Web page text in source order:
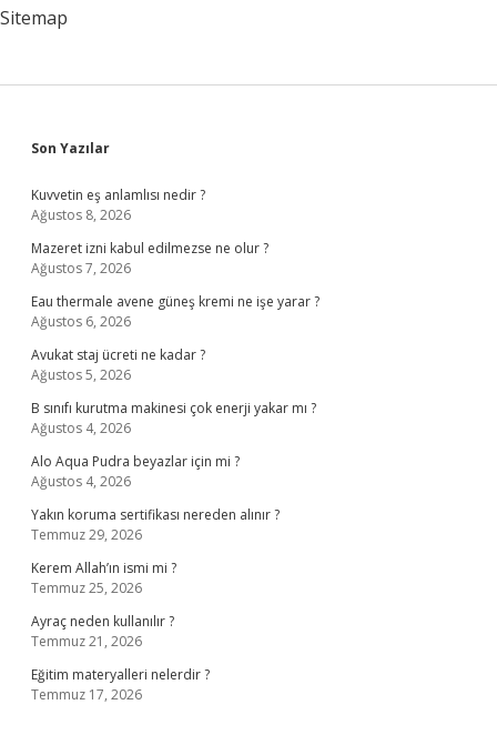
Sitemap
Sidebar
Son Yazılar
Kuvvetin eş anlamlısı nedir ?
Ağustos 8, 2026
Mazeret izni kabul edilmezse ne olur ?
Ağustos 7, 2026
Eau thermale avene güneş kremi ne işe yarar ?
Ağustos 6, 2026
Avukat staj ücreti ne kadar ?
Ağustos 5, 2026
B sınıfı kurutma makinesi çok enerji yakar mı ?
Ağustos 4, 2026
Alo Aqua Pudra beyazlar için mi ?
Ağustos 4, 2026
Yakın koruma sertifikası nereden alınır ?
Temmuz 29, 2026
Kerem Allah’ın ismi mi ?
Temmuz 25, 2026
Ayraç neden kullanılır ?
Temmuz 21, 2026
Eğitim materyalleri nelerdir ?
Temmuz 17, 2026